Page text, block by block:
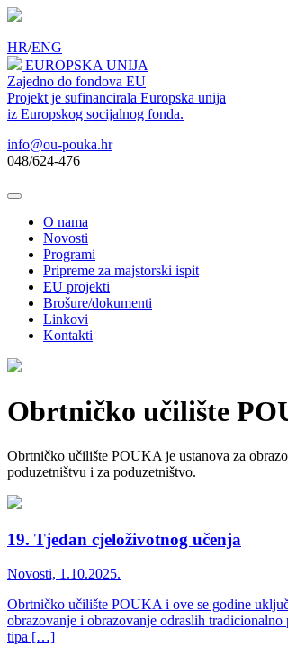
HR/ENG
EUROPSKA UNIJA
Zajedno do fondova EU
Projekt je sufinancirala Europska unija
iz Europskog socijalnog fonda.
info@ou-pouka.hr
048/624-476
O nama
Novosti
Programi
Pripreme za majstorski ispit
EU projekti
Brošure/dokumenti
Linkovi
Kontakti
Obrtničko učilište
Obrtničko učilište POUKA je ustanova za
poduzetništvu i za poduzetništvo.
19. Tjedan cjeloživotnog učenja
Novosti, 1.10.2025.
Obrtničko učilište POUKA i ove se godine
obrazovanje i obrazovanje odraslih
tipa […]